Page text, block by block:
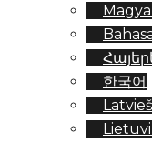
한국어